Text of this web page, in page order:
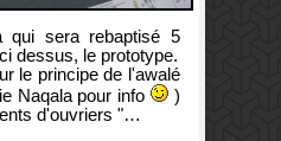
qui sera rebaptisé 5
dessus, le prototype.
le principe de l'awalé
Naqala pour info
)
d'ouvriers "…